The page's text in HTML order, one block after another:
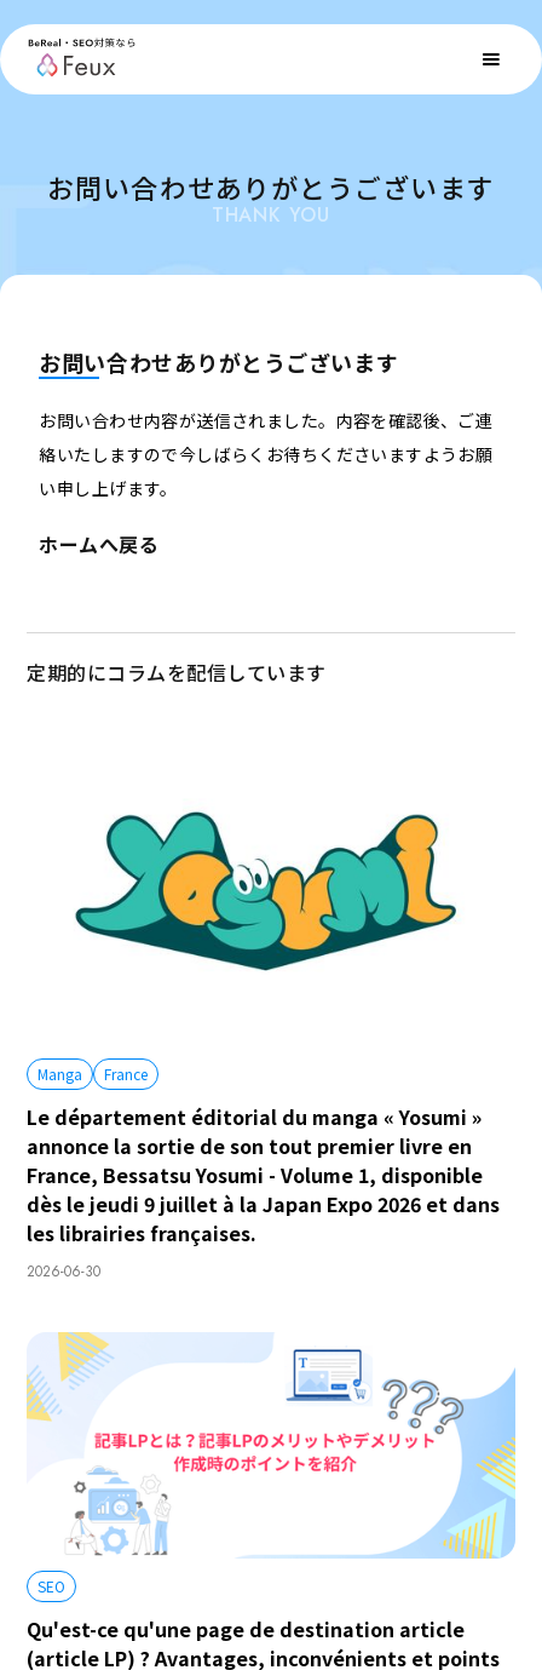
お問い合わせありがとうございます
THANK YOU
お問い合わせありがとうございます
お問い合わせ内容が送信されました。内容を確認後、ご連
絡いたしますので今しばらくお待ちくださいますようお願
い申し上げます。
ホームへ戻る
定期的にコラムを配信しています
Manga France
Le département éditorial du manga « Yosumi »
annonce la sortie de son tout premier livre en
France, Bessatsu Yosumi - Volume 1, disponible
dès le jeudi 9 juillet à la Japan Expo 2026 et dans
les librairies françaises.
2026-06-30
SEO
Qu'est-ce qu'une page de destination article
(article LP) ? Avantages, inconvénients et points